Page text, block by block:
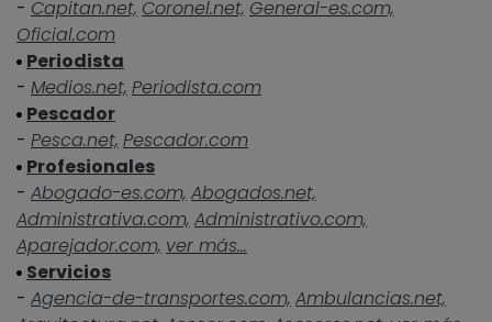
- Capitan.net, Coronel.net, General-es.com,
Oficial.com
Periodista
- Medios.net, Periodista.com
Pescador
- Pesca.net, Pescador.com
Profesionales
- Abogado-es.com, Abogados.net,
Administrativa.com, Administrativo.com,
Aparejador.com, ver más...
Servicios
- Agencia-de-transportes.com, Ambulancias.net,